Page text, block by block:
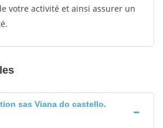
votre activité et ainsi assurer un
sas Viana do castello.